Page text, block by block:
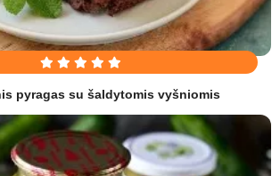
pyragas su šaldytomis vyšniomis